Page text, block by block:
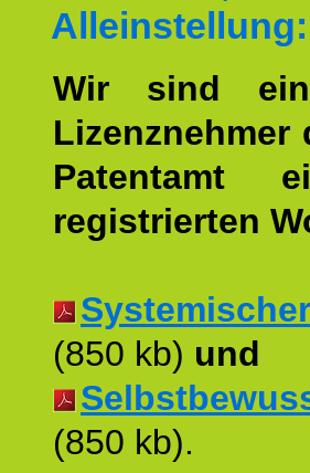
Alleinstellung:
Wir sind
Lizenznehmer
Patentamt
registrierten
(850 kb) und
(850 kb).